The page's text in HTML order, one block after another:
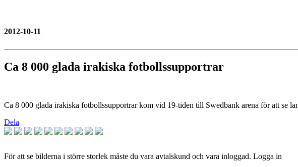
2012-10-11
Ca 8 000 glada irakiska fotbollssupportrar
Ca 8 000 glada irakiska fotbollssupportrar kom vid 19-tiden till Swedbank arena för att se
Dela
För att se bilderna i större storlek måste du vara avtalskund och vara inloggad. Logga in